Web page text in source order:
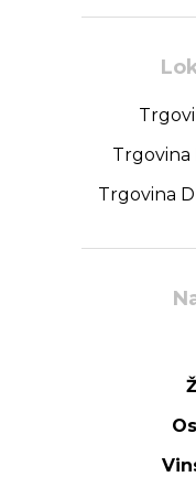
Trgovina
Trgovina